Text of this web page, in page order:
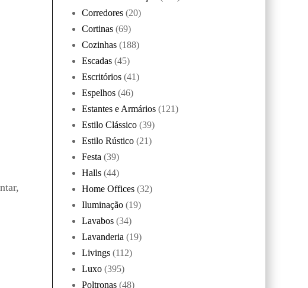
Corredores (20)
Cortinas (69)
Cozinhas (188)
Escadas (45)
Escritórios (41)
Espelhos (46)
Estantes e Armários (121)
Estilo Clássico (39)
Estilo Rústico (21)
Festa (39)
Halls (44)
Home Offices (32)
Iluminação (19)
Lavabos (34)
Lavanderia (19)
Livings (112)
Luxo (395)
Poltronas (48)